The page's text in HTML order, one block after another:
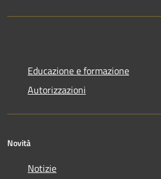
Educazione e formazione
Autorizzazioni
Novità
Notizie